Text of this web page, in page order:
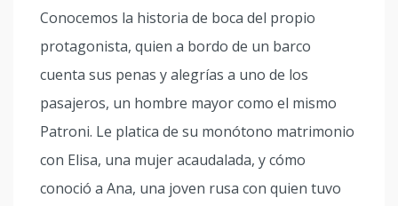
Conocemos la historia de boca del propio
protagonista, quien a bordo de un barco
cuenta sus penas y alegrías a uno de los
pasajeros, un hombre mayor como el mismo
Patroni. Le platica de su monótono matrimonio
con Elisa, una mujer acaudalada, y cómo
conoció a Ana, una joven rusa con quien tuvo